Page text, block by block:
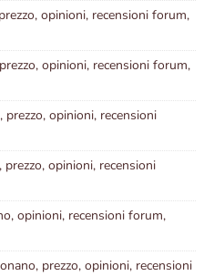
opinioni, recensioni forum,
opinioni, recensioni forum,
opinioni, recensioni
opinioni, recensioni
opinioni, recensioni forum,
prezzo, opinioni, recensioni